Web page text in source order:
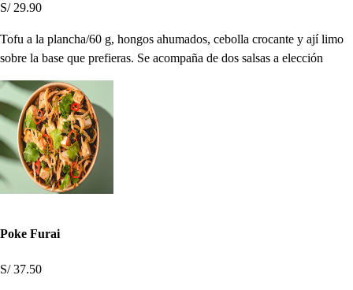
S/ 29.90
Tofu a la plancha/60 g, hongos ahumados, cebolla crocante y ají limo
sobre la base que prefieras. Se acompaña de dos salsas a elección
Poke Furai
S/ 37.50